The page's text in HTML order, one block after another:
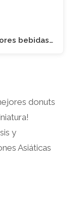
bebidas…
donuts
y
Asiáticas